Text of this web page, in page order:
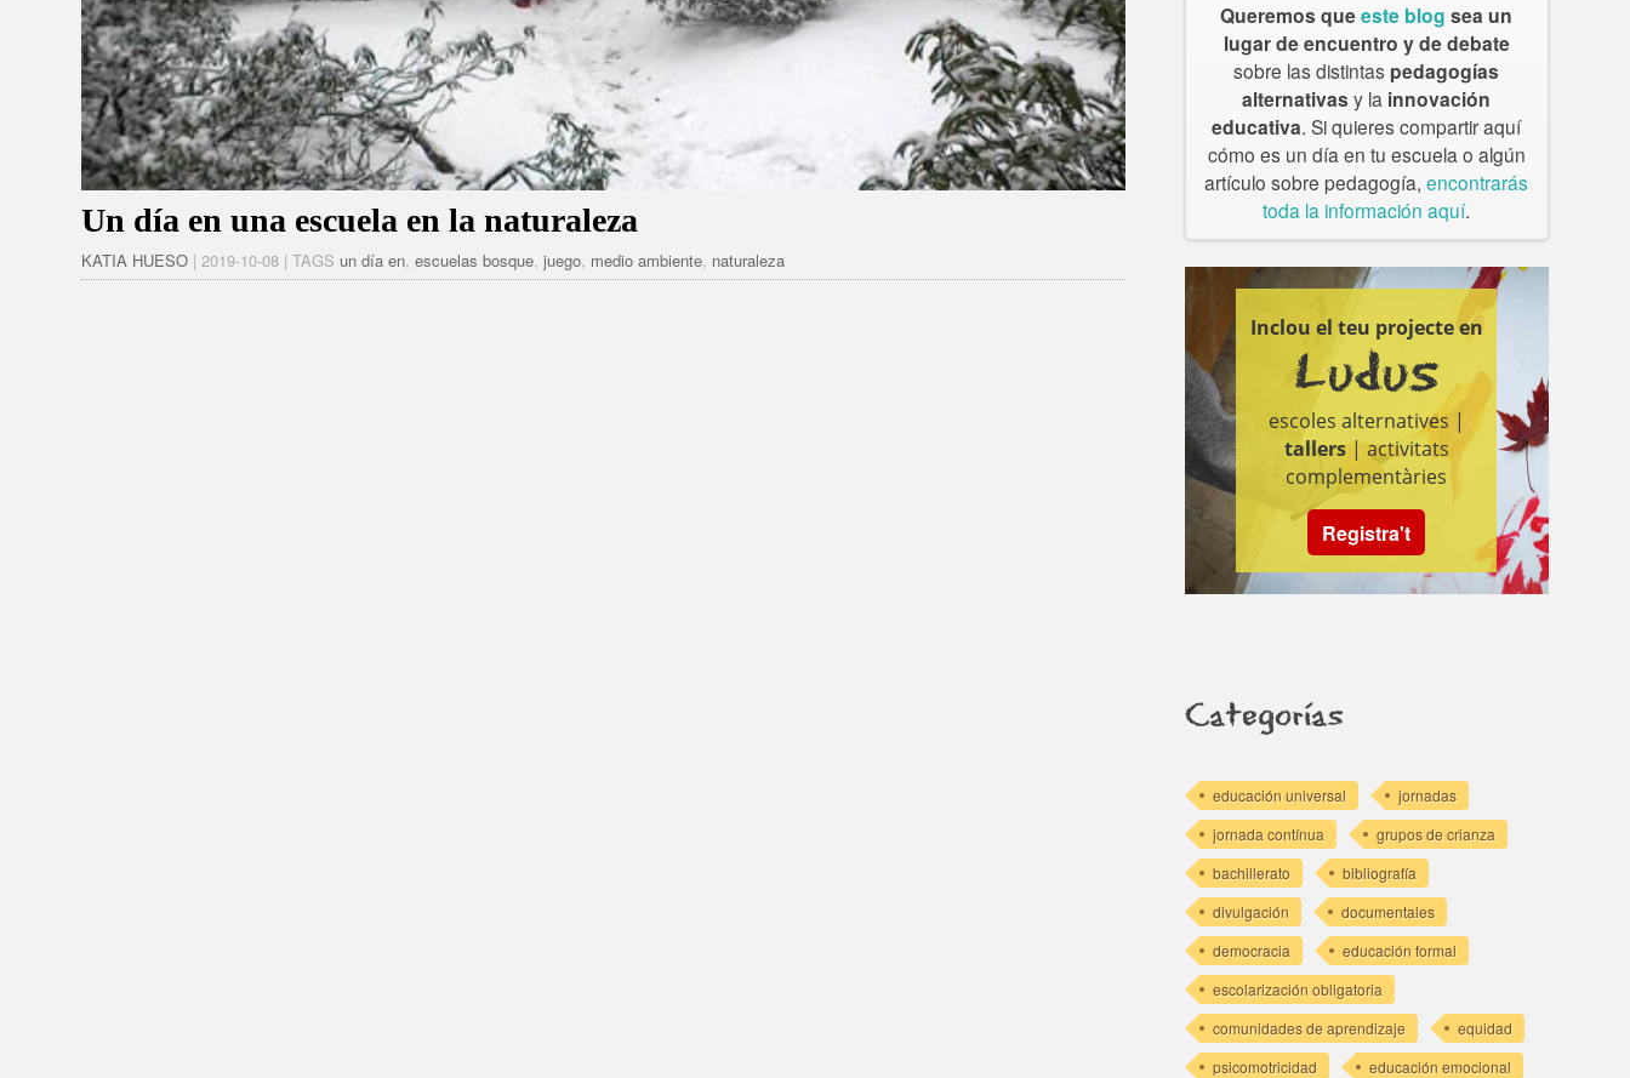
Un día en una escuela en la naturaleza
KATIA HUESO | 2019-10-08 | TAGS un día en,escuelas bosque,juego, medio ambiente, naturaleza
Queremos queeste blog sea un
lugar de encuentro y de debate
sobre las distintas pedagogías
alternativas y la innovación
educativa. Si quieres compartir aquí
cómo es un día en tu escuela o algún
artículo sobre pedagogía,encontrarás
toda la información aquí.
Inclou el teu projecte en
Ludus
escoles alternatives |
tallers| activitats
complementàries
Registra't
Categorías
educación universal
jornadas
jornada contínua
grupos de crianza
bachillerato
bibliografía
divulgación
documentales
democracia
educación formal
escolarización obligatoria
comunidades de aprendizaje
equidad
psicomotricidad
educación emocional